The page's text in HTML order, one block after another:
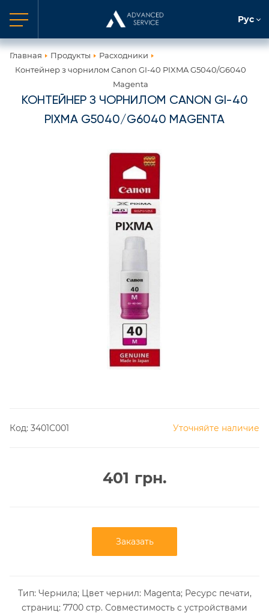
Рус
Главная Продукты
Расходники
Контейнер з чорнилом Canon GI-40 PIXMA G5040/G6040
Magenta
КОНТЕЙНЕР З ЧОРНИЛОМ CANON GI-40
PIXMA G5040/G6040 MAGENTA
Код: 3401C001 Уточняйте наличие
401 грн.
Заказать
Тип: Чернила; Цвет чернил: Magenta; Ресурс печати,
страниц: 7700 стр. Совместимость с устройствами